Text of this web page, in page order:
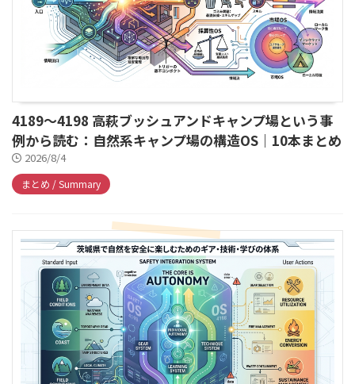
4189～4198 高萩ブッシュアンドキャンプ場という事
例から読む：自然系キャンプ場の構造OS｜10本まとめ
2026/8/4
まとめ / Summary